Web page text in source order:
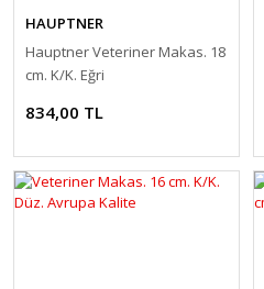
HAUPTNER
Hauptner Veteriner Makas. 18
cm. K/K. Eğri
834,00 TL